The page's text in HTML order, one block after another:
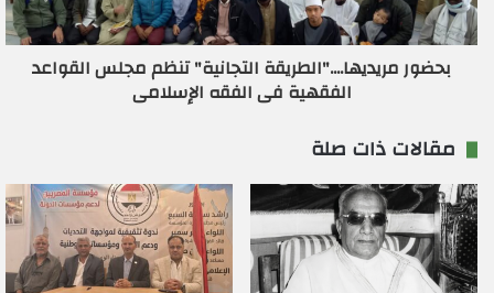
بحضور مريديها...."الطريقة التجانية" تنظم مجلس القواعد
الفقهية فى الفقه الإسلامى
مقالات ذات صلة